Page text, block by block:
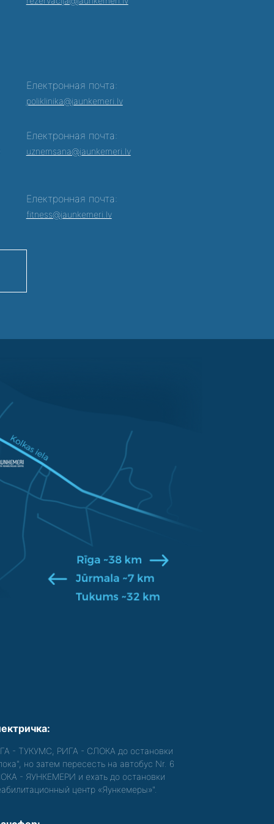
Електронная почта:
poliklinika@jaunkemeri.lv
Електронная почта:
uznemsana@jaunkemeri.lv
Електронная почта:
fitness@jaunkemeri.lv
- ТУКУМС, РИГА - СЛОКА до остановки
но затем пересесть на автобус Nr. 6
- ЯУНКЕМЕРИ и ехать до остановки
центр «Яункемеры»".